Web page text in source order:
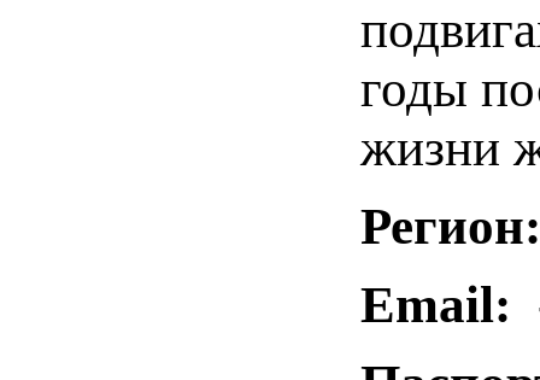
годы
жизни
Регион:
Email: